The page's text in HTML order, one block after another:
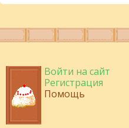
Войти на сайт
Регистрация
Помощь